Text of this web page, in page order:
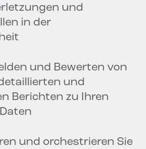
und
in der
und Bewerten von
und
Berichten zu Ihren
und orchestrieren Sie